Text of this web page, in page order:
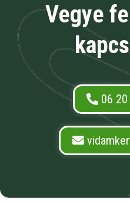
Vegye
06